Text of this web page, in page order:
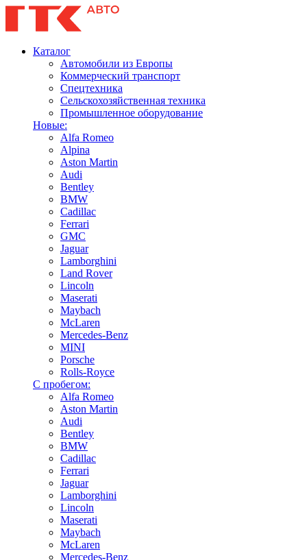
Каталог
Автомобили из Европы
Коммерческий транспорт
Спецтехника
Сельскохозяйственная техника
Промышленное оборудование
Новые:
Alfa Romeo
Alpina
Aston Martin
Audi
Bentley
BMW
Cadillac
Ferrari
GMC
Jaguar
Lamborghini
Land Rover
Lincoln
Maserati
Maybach
McLaren
Mercedes-Benz
MINI
Porsche
Rolls-Royce
С пробегом:
Alfa Romeo
Aston Martin
Audi
Bentley
BMW
Cadillac
Ferrari
Jaguar
Lamborghini
Lincoln
Maserati
Maybach
McLaren
Mercedes-Benz